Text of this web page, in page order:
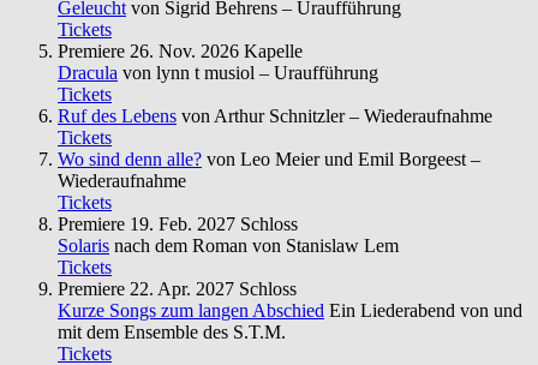
Geleucht von Sigrid Behrens – Uraufführung
Tickets
Premiere 26. Nov. 2026 Kapelle
Dracula von lynn t musiol – Uraufführung
Tickets
Ruf des Lebens von Arthur Schnitzler – Wiederaufnahme
Tickets
Wo sind denn alle? von Leo Meier und Emil Borgeest –
Wiederaufnahme
Tickets
Premiere 19. Feb. 2027 Schloss
Solaris nach dem Roman von Stanislaw Lem
Tickets
Premiere 22. Apr. 2027 Schloss
Kurze Songs zum langen Abschied Ein Liederabend von und
mit dem Ensemble des S.T.M.
Tickets